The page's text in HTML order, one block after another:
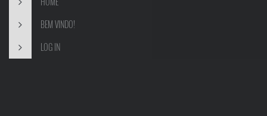
BEM VINDO!
LOG IN